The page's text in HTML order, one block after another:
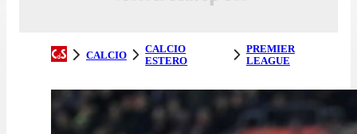
CALCIO
CALCIO
ESTERO
PREMIER
LEAGUE